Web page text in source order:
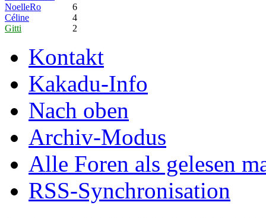
NoelleRo
6
Céline
4
Gitti
2
Kontakt
Kakadu-Info
Nach oben
Archiv-Modus
Alle Foren als gelesen
RSS-Synchronisation